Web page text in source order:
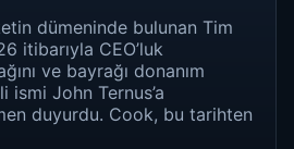
dümeninde bulunan Tim
itibarıyla CEO’luk
ve bayrağı donanım
ismi John Ternus’a
duyurdu. Cook, bu tarihten